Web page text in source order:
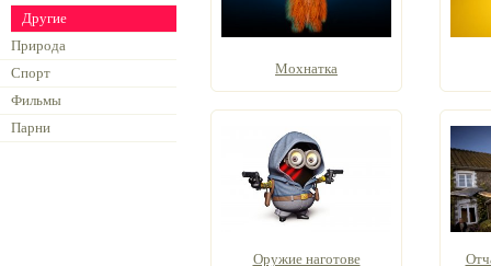
Другие
Природа
Спорт
Фильмы
Парни
Мохнатка
Оружие наготове